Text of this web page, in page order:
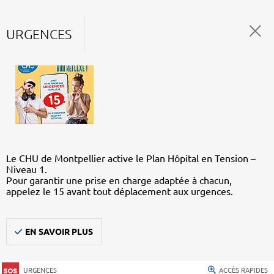
URGENCES
Le CHU de Montpellier active le Plan Hôpital en Tension –
Niveau 1.
Pour garantir une prise en charge adaptée à chacun,
appelez le 15 avant tout déplacement aux urgences.
EN SAVOIR PLUS
URGENCES ACCÈS RAPIDES